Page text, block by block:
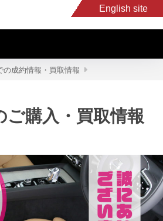
English site
の成約情報・買取情報
ご購入・買取情報